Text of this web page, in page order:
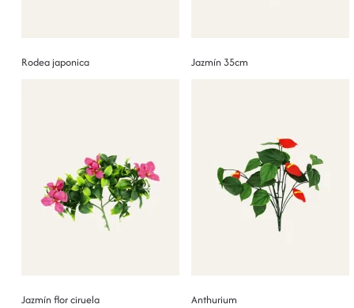
Rodea japonica Jazmín 35cm
Jazmín flor ciruela Anthurium